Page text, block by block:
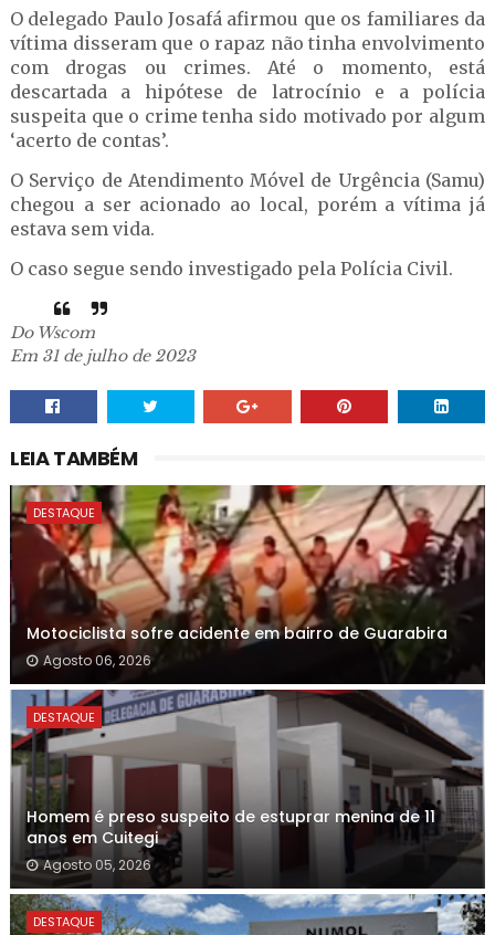
O delegado Paulo Josafá afirmou que os familiares da
vítima disseram que o rapaz não tinha envolvimento
com drogas ou crimes. Até o momento, está
descartada a hipótese de latrocínio e a polícia
suspeita que o crime tenha sido motivado por algum
‘acerto de contas’.
O Serviço de Atendimento Móvel de Urgência (Samu)
chegou a ser acionado ao local, porém a vítima já
estava sem vida.
O caso segue sendo investigado pela Polícia Civil.
Do Wscom
Em 31 de julho de 2023
LEIA TAMBÉM
DESTAQUE
Motociclista sofre acidente em bairro de Guarabira
Agosto 06, 2026
DESTAQUE
Homem é preso suspeito de estuprar menina de 11
anos em Cuitegi
Agosto 05, 2026
DESTAQUE